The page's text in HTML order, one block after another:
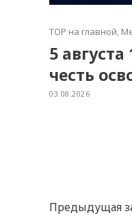
TOP на главной,
5
честь
03.08.2026
Предыдущая